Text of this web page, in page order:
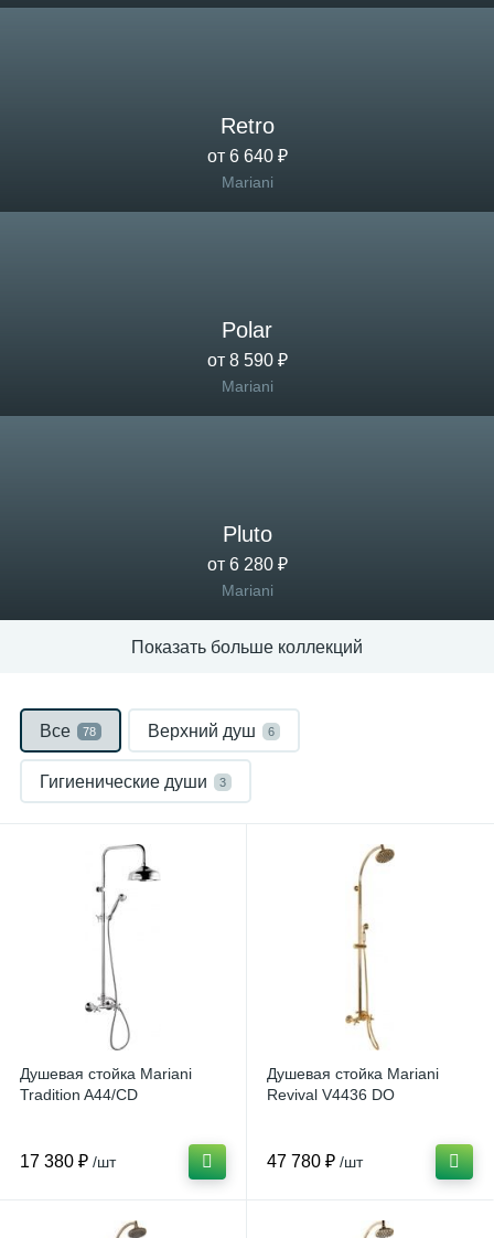
Retro
от 6 640 ₽
Mariani
Polar
от 8 590 ₽
Mariani
Pluto
от 6 280 ₽
Mariani
Показать больше коллекций
Все 78 Верхний душ 6
Гигиенические души 3
Душевые стойки
Кронштейны для верхнего душа
Смесители для биде
Смесители для ванны с душем
Смесители для кухни
Смесители на борт ванны
Душевая стойка Mariani
Tradition A44/CD
17 380 ₽ /шт
Душевая стойка Mariani
Revival V4436 DO
47 780 ₽ /шт